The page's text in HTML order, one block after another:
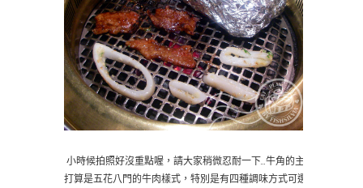
小時候拍照好沒重點喔，請大家稍微忍耐一下…牛角的主
打算是五花八門的牛肉樣式，特別是有四種調味方式可選